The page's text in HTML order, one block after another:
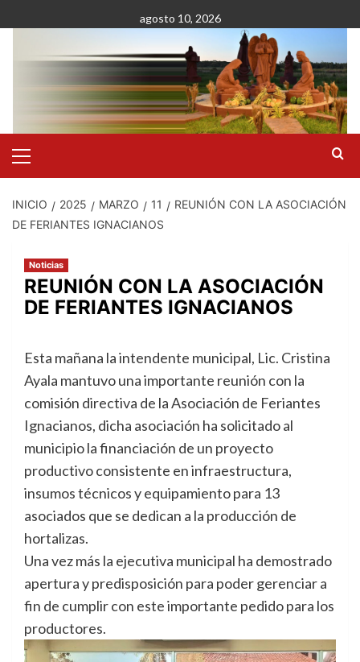
al
agosto 10, 2026
primario
INICIO 2025 MARZO 11
REUNIÓN CON LA ASOCIACIÓN
DE FERIANTES IGNACIANOS
Noticias
REUNIÓN CON LA ASOCIACIÓN
DE FERIANTES IGNACIANOS
Esta mañana la intendente municipal, Lic. Cristina
Ayala mantuvo una importante reunión con la
comisión directiva de la Asociación de Feriantes
Ignacianos, dicha asociación ha solicitado al
municipio la financiación de un proyecto
productivo consistente en infraestructura,
insumos técnicos y equipamiento para 13
asociados que se dedican a la producción de
hortalizas.
Una vez más la ejecutiva municipal ha demostrado
apertura y predisposición para poder gerenciar a
fin de cumplir con este importante pedido para los
productores.